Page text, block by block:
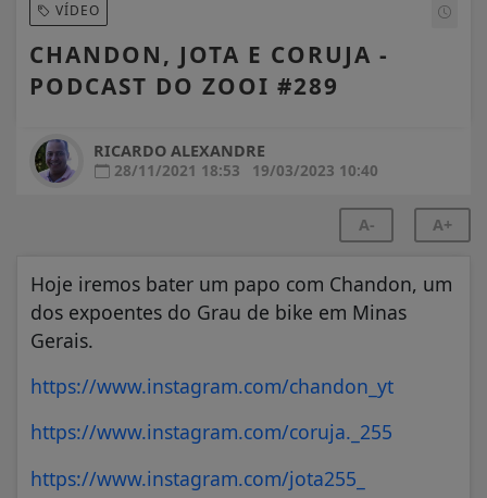
VÍDEO
CHANDON, JOTA E CORUJA -
PODCAST DO ZOOI #289
RICARDO ALEXANDRE
28/11/2021 18:53
19/03/2023 10:40
A- A+
Hoje iremos bater um papo com Chandon, um
dos expoentes do Grau de bike em Minas
Gerais.
https://www.instagram.com/chandon_yt
https://www.instagram.com/coruja._255
https://www.instagram.com/jota255_